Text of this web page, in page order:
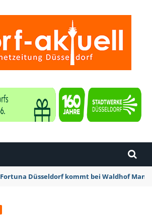
Fortuna Düsseldorf kommt bei Waldhof